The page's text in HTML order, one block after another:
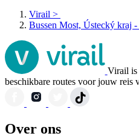
Virail >
Bussen Most, Ústecký kraj -
Virail is
beschikbare routes voor jouw reis
Over ons